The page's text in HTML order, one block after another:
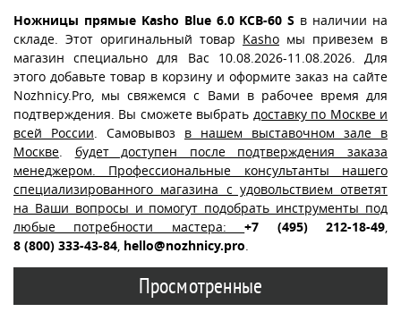
Ножницы прямые Kasho Blue 6.0 KCB-60 S в наличии на
складе. Этот оригинальный товар Kasho мы привезем в
магазин специально для Вас 10.08.2026-11.08.2026. Для
этого добавьте товар в корзину и оформите заказ на сайте
Nozhnicy.Pro, мы свяжемся с Вами в рабочее время для
подтверждения. Вы сможете выбрать доставку по Москве и
всей России . Самовывоз в нашем выставочном зале в
Москве
будет доступен после подтверждения заказа
менеджером. Профессиональные консультанты нашего
специализированного магазина с удовольствием ответят
на Ваши вопросы и помогут подобрать инструменты под
любые потребности мастера:+7 (495) 212-18-49
8 (800) 333-43-84 hello@nozhnicy.pro
Просмотренные